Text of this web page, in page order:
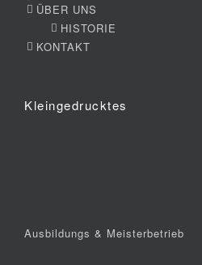
ÜBER UNS
HISTORIE
KONTAKT
Kleingedrucktes
Ausbildungs & Meisterbetrieb